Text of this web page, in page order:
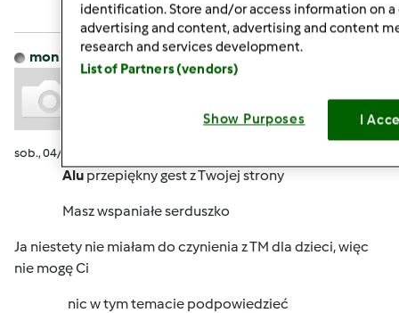
komentarze
monika6500 Dołączył : 10.03.2013
sob., 04/11/2015 - 19:56
Alu przepiękny gest z Twojej strony
Masz wspaniałe serduszko
Ja niestety nie miałam do czynienia z TM dla dzieci, więc
nie mogę Ci
nic w tym temacie podpowiedzieć
identification. Store and/or access information on a
advertising and content, advertising and content
research and services development.
List of Partners (vendors)
Show Purposes I